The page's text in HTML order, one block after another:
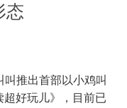
态
推出首部以小鸡叫
好玩儿》，目前已